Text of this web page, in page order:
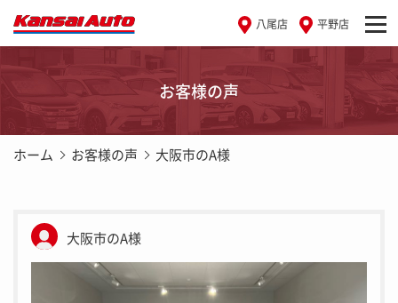
八尾店 平野店
お客様の声
ホーム お客様の声 大阪市のA様
大阪市のA様